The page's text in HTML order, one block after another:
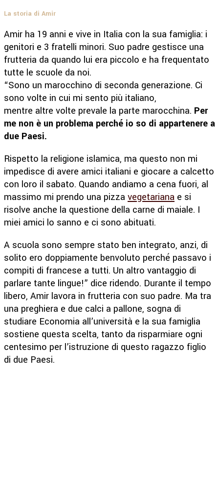
La storia di Amir
Amir ha 19 anni e vive in Italia con la sua famiglia: i
genitori e 3 fratelli minori. Suo padre gestisce una
frutteria da quando lui era piccolo e ha frequentato
tutte le scuole da noi.
“Sono un marocchino di seconda generazione. Ci
sono volte in cui mi sento più italiano,
mentre altre volte prevale la parte marocchina. Per
me non è un problema perché io so di appartenere a
due Paesi.
Rispetto la religione islamica, ma questo non mi
impedisce di avere amici italiani e giocare a calcetto
con loro il sabato. Quando andiamo a cena fuori, al
massimo mi prendo una pizza vegetariana e si
risolve anche la questione della carne di maiale. I
miei amici lo sanno e ci sono abituati.
A scuola sono sempre stato ben integrato, anzi, di
solito ero doppiamente benvoluto perché passavo i
compiti di francese a tutti. Un altro vantaggio di
parlare tante lingue!” dice ridendo. Durante il tempo
libero, Amir lavora in frutteria con suo padre. Ma tra
una preghiera e due calci a pallone, sogna di
studiare Economia all’università e la sua famiglia
sostiene questa scelta, tanto da risparmiare ogni
centesimo per l’istruzione di questo ragazzo figlio
di due Paesi.